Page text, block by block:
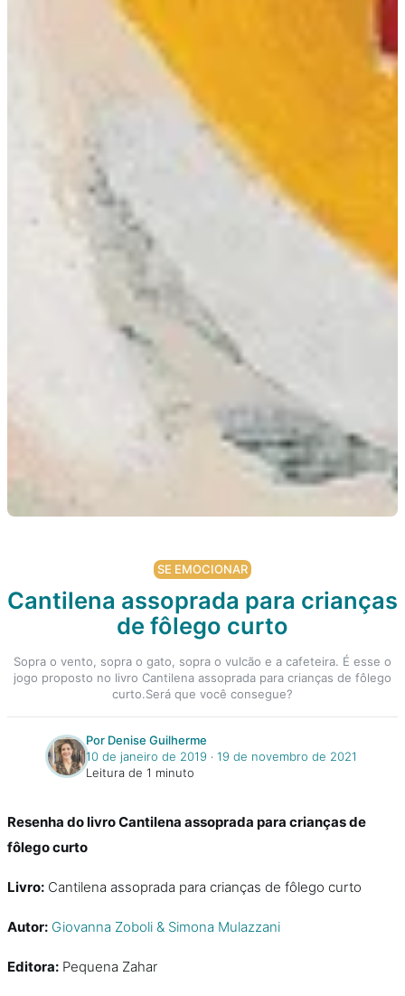
SE EMOCIONAR
Cantilena assoprada para crianças
de fôlego curto
Sopra o vento, sopra o gato, sopra o vulcão e a cafeteira. É esse o
jogo proposto no livro Cantilena assoprada para crianças de fôlego
curto.Será que você consegue?
Por Denise Guilherme
10 de janeiro de 2019 ‧ 19 de novembro de 2021
Leitura de 1 minuto
Resenha do livro Cantilena assoprada para crianças de
fôlego curto
Livro: Cantilena assoprada para crianças de fôlego curto
Autor: Giovanna Zoboli & Simona Mulazzani
Editora: Pequena Zahar